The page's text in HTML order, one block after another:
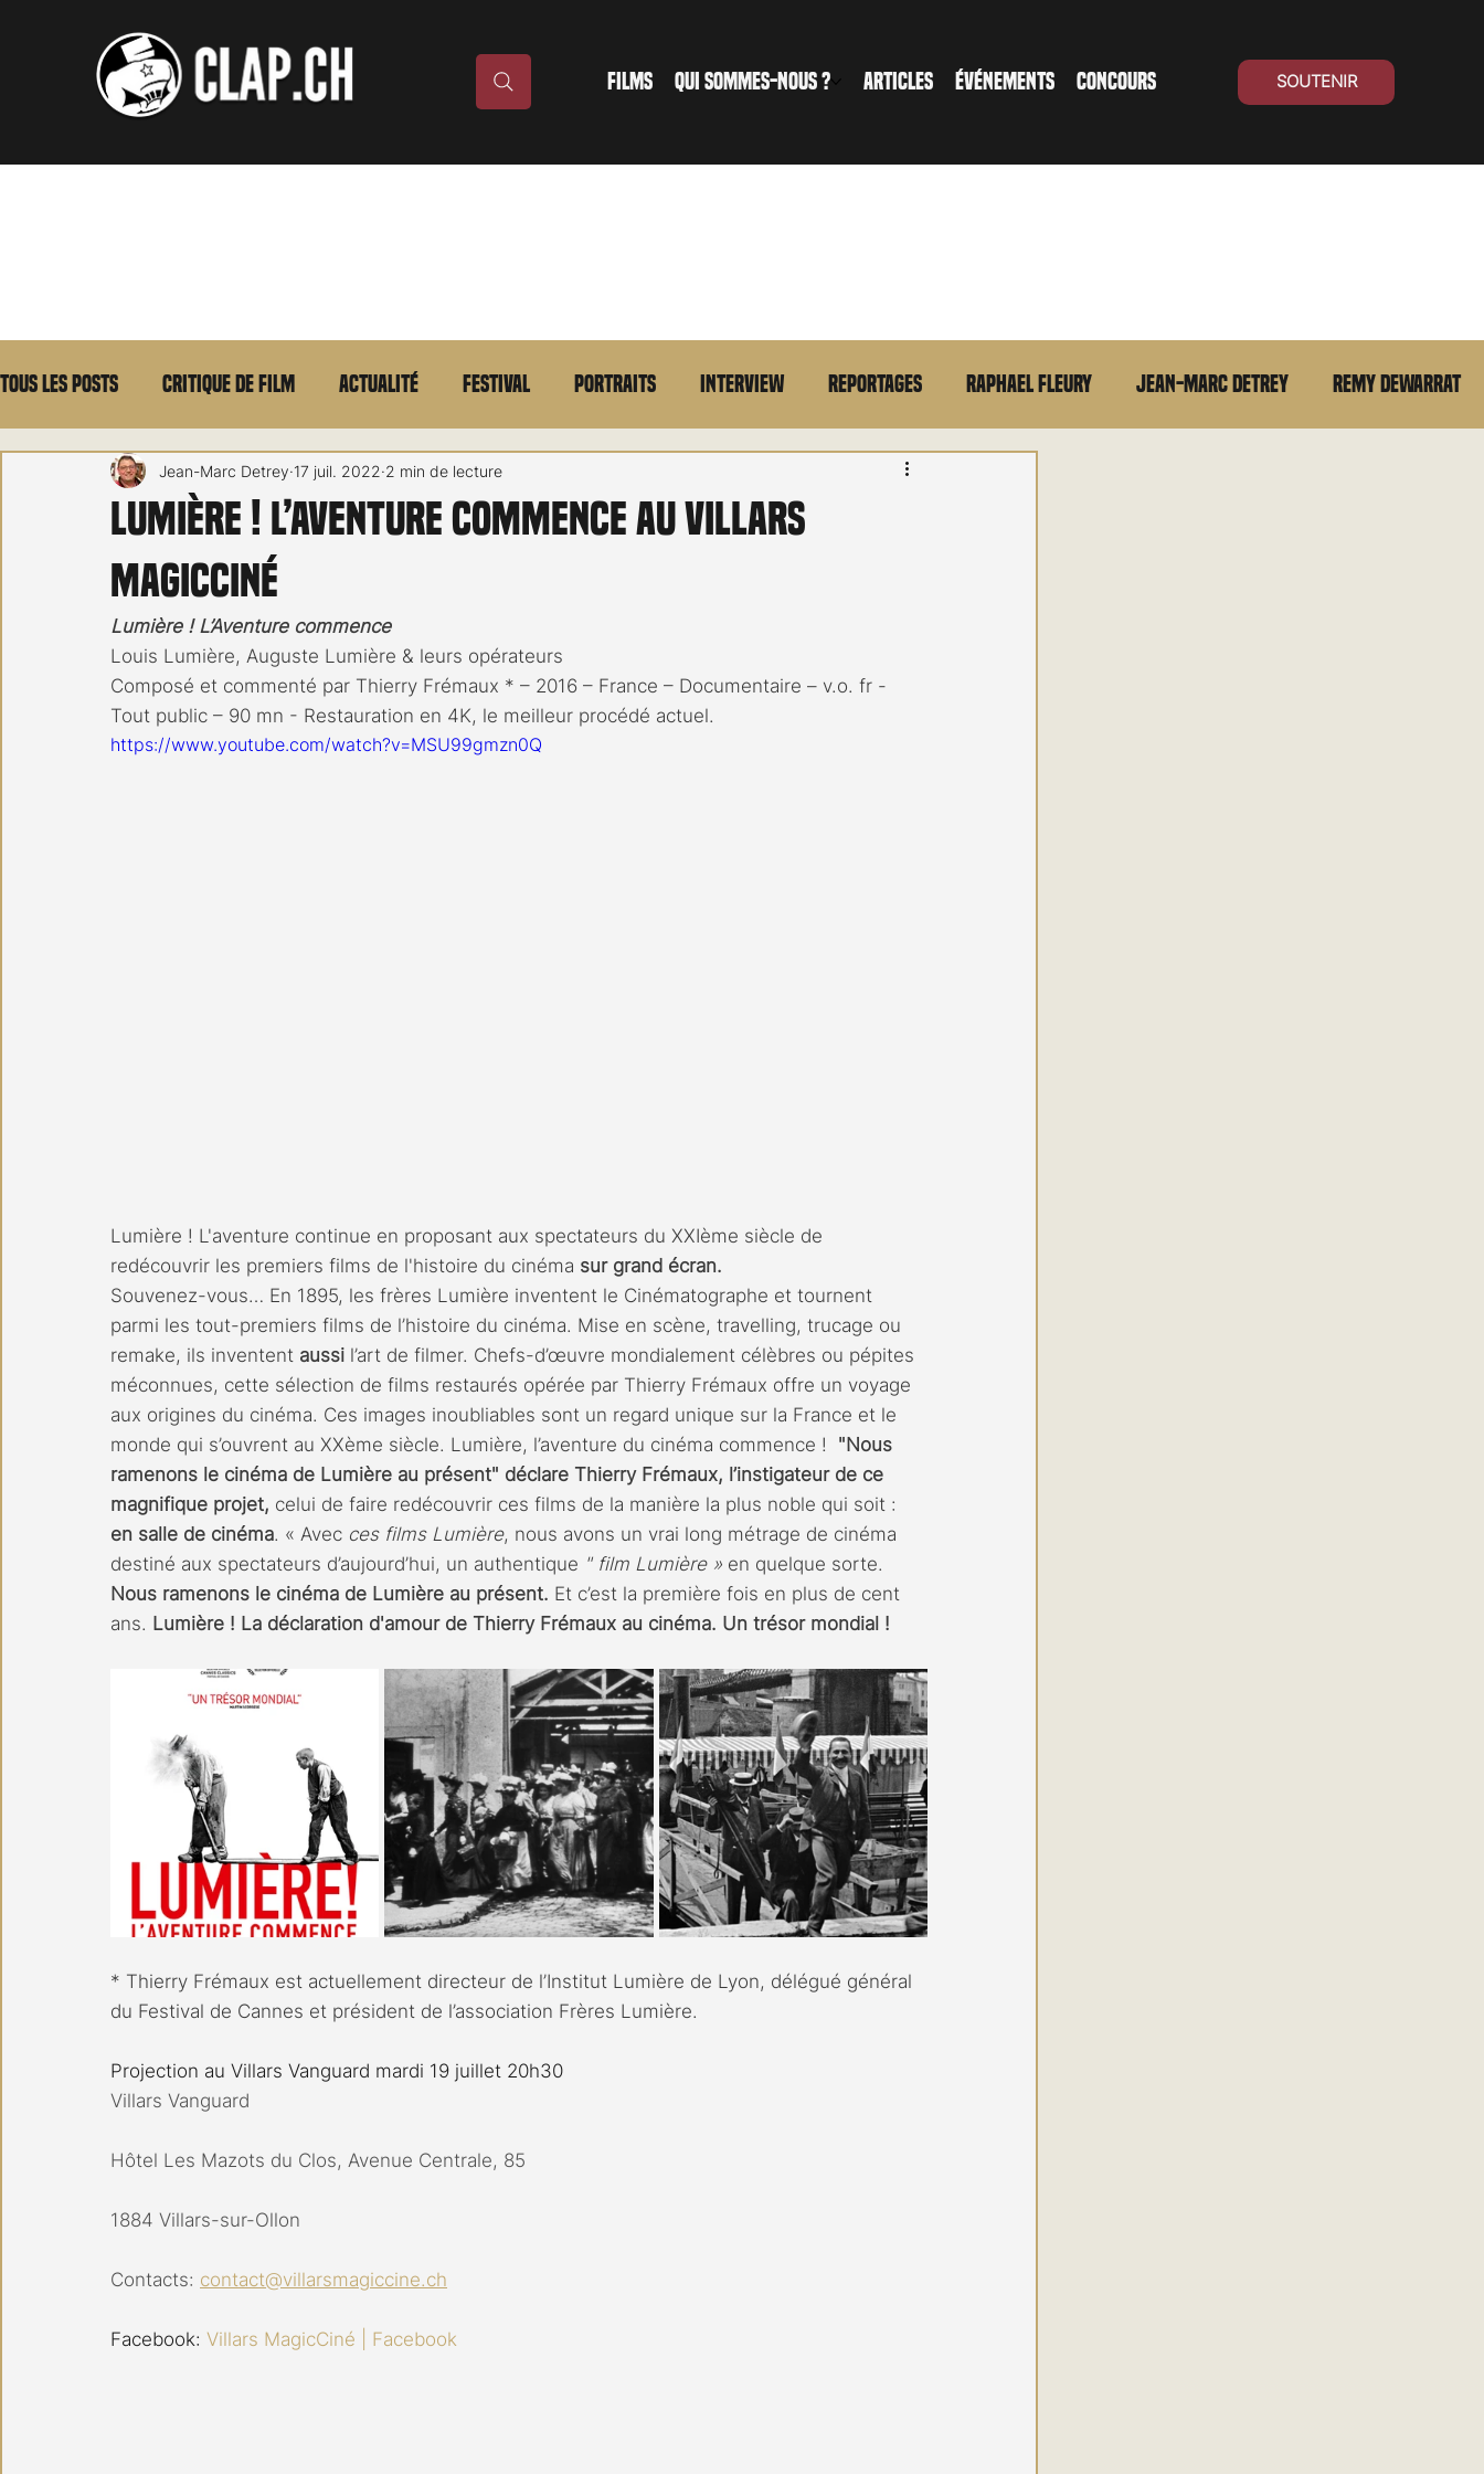
FILMS QUI SOMMES-NOUS ? ARTICLES ÉVÉNEMENTS CONCOURS SOUTENIR
Tous les posts Critique de film Actualité Festival Portraits Interview Reportages Raphael Fleury Jean-Marc Detrey Remy Dewarrat
Max Borg Laurent Scherlen Memento En bref
Carnet noir Open Air
Lumière ! L’Aventure commence au Villars
MagicCiné
Jean-Marc Detrey 17 juil. 2022 2 min de lecture
Lumière ! L’Aventure commence
Louis Lumière, Auguste Lumière & leurs opérateurs
Composé et commenté par Thierry Frémaux * – 2016 – France – Documentaire – v.o. fr -
Tout public – 90 mn - Restauration en 4K, le meilleur procédé actuel.
https://www.youtube.com/watch?v=MSU99gmzn0Q
Lumière ! L'aventure continue en proposant aux spectateurs du XXIème siècle de
redécouvrir les premiers films de l'histoire du cinéma sur grand écran.
Souvenez-vous… En 1895, les frères Lumière inventent le Cinématographe et tournent
parmi les tout-premiers films de l’histoire du cinéma. Mise en scène, travelling, trucage ou
remake, ils inventent aussi l’art de filmer. Chefs-d’œuvre mondialement célèbres ou pépites
méconnues, cette sélection de films restaurés opérée par Thierry Frémaux offre un voyage
aux origines du cinéma. Ces images inoubliables sont un regard unique sur la France et le
monde qui s’ouvrent au XXème siècle. Lumière, l’aventure du cinéma commence ! "Nous
ramenons le cinéma de Lumière au présent" déclare Thierry Frémaux, l’instigateur de ce
magnifique projet, celui de faire redécouvrir ces films de la manière la plus noble qui soit :
en salle de cinéma. « Avec ces films Lumière, nous avons un vrai long métrage de cinéma
destiné aux spectateurs d’aujourd’hui, un authentique " film Lumière » en quelque sorte.
Nous ramenons le cinéma de Lumière au présent. Et c’est la première fois en plus de cent
ans. Lumière ! La déclaration d'amour de Thierry Frémaux au cinéma. Un trésor mondial !
* Thierry Frémaux est actuellement directeur de l’Institut Lumière de Lyon, délégué général
du Festival de Cannes et président de l’association Frères Lumière.
Projection au Villars Vanguard mardi 19 juillet 20h30
Villars Vanguard
Hôtel Les Mazots du Clos, Avenue Centrale, 85
1884 Villars-sur-Ollon
Contacts: contact@villarsmagiccine.ch
Facebook: Villars MagicCiné | Facebook